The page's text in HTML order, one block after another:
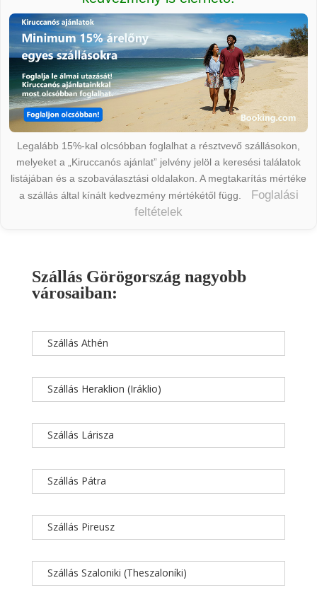
Legalább 15%-kal olcsóbban foglalhat a résztvevő szállásokon,
melyeket a „Kiruccanós ajánlat” jelvény jelöl a keresési találatok
listájában és a szobaválasztási oldalakon. A megtakarítás mértéke
a szállás által kínált kedvezmény mértékétől függ.
Foglalási
feltételek
Szállás Görögország nagyobb
városaiban:
Szállás Athén
Szállás Heraklion (Iráklio)
Szállás Lárisza
Szállás Pátra
Szállás Pireusz
Szállás Szaloniki (Theszaloníki)